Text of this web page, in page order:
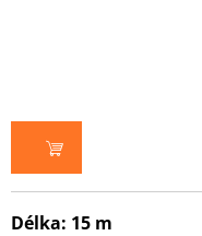
DO KOŠÍKU
Délka: 15 m